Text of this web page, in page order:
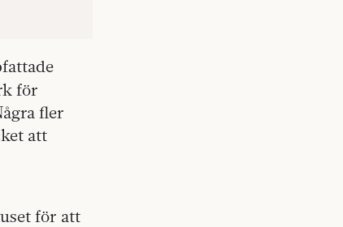
för
fler
att
för att